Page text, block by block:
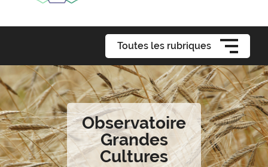
Toutes les rubriques
Observatoire
Grandes
Cultures